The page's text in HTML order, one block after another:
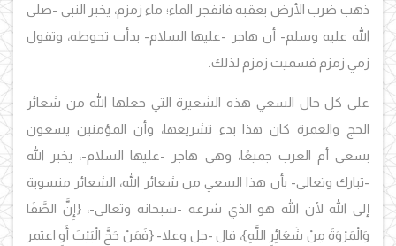
ذهب ضرب الأرض بعقبه فانفجر الماء؛ ماء زمزم، يخبر النبي -صلى
الله عليه وسلم- أن هاجر -عليها السلام- بدأت تحوطه، وتقول
زمي زمزم فسميت زمزم لذلك
على كل حال السعي هذه الشعيرة التي جعلها الله من شعائر
الحج والعمرة كان هذا بدء تشريعها، وأن المؤمنين يسعون
بسعي أم العرب جميعًا، وهي هاجر -عليها السلام-، يخبر الله
-تبارك وتعالى- بأن هذا السعي من شعائر الله، الشعائر منسوبة
إلى الله لأن الله هو الذي شرعه -سبحانه وتعالى-،{إِنَّ الصَّفَا
وَالْمَرْوَةَ مِنْ شَعَائِرِ اللَّهِ}، قال -جل وعلا- {فَمَنْ حَجَّ الْبَيْتَ أَوِ اعتمر